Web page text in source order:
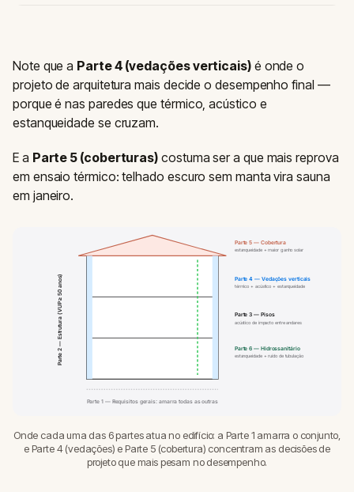
Note que a Parte 4 (vedações verticais)é onde o
projeto de arquitetura mais decide o desempenho final —
porque é nas paredes que térmico, acústico e
estanqueidade se cruzam.
E a Parte 5 (coberturas) costuma ser a que mais reprova
em ensaio térmico: telhado escuro sem manta vira sauna
em janeiro.
Parte 5 — Cobertura
estanqueidade + maior ganho solar
Parte 4 — Vedações verticais
térmico + acústico + estanqueidade
Parte 3 — Pisos
acústico de impacto entre andares
Parte 6 — Hidrossanitário
estanqueidade + ruído de tubulação
Parte 2 — Estrutura (VUP ≥ 50 anos)
Parte 1 — Requisitos gerais: amarra todas as outras
Onde cada uma das 6 partes atua no edifício: a Parte 1 amarra o conjunto,
e Parte 4 (vedações) e Parte 5 (cobertura) concentram as decisões de
projeto que mais pesam no desempenho.